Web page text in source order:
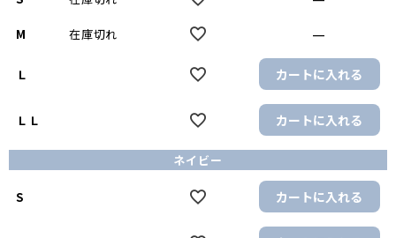
M 在庫切れ —
Ｌ カートに入れる
ＬＬ カートに入れる
ネイビー
S カートに入れる